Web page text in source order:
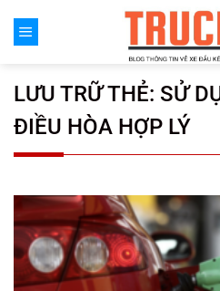
đến
LƯU TRỮ THẺ: SỬ
ĐIỀU HÒA HỢP LÝ